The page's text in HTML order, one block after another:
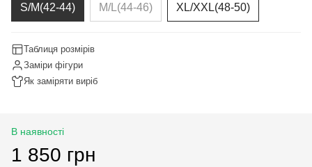
S/M(42-44) M/L(44-46) XL/XXL(48-50)
Таблиця розмірів
Заміри фігури
Як заміряти виріб
В наявності
1 850 грн